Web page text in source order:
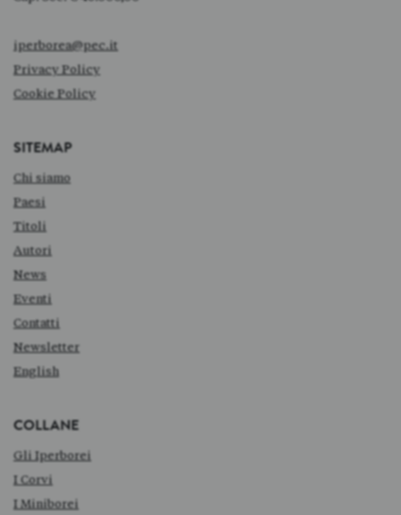
iperborea@pec.it
Privacy Policy
Cookie Policy
SITEMAP
Chi siamo
Paesi
Titoli
Autori
News
Eventi
Contatti
Newsletter
English
COLLANE
Gli Iperborei
I Corvi
I Miniborei